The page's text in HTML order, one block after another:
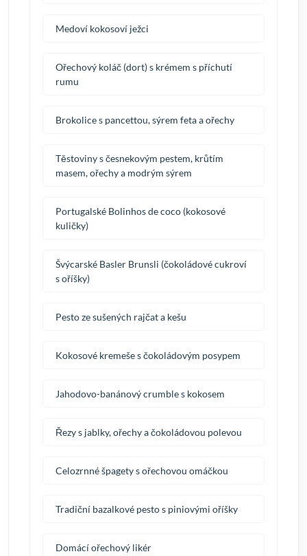
Medoví kokosoví ježci
Ořechový koláč (dort) s krémem s příchutí
rumu
Brokolice s pancettou, sýrem feta a ořechy
Těstoviny s česnekovým pestem, krůtím
masem, ořechy a modrým sýrem
Portugalské Bolinhos de coco (kokosové
kuličky)
Švýcarské Basler Brunsli (čokoládové cukroví
s oříšky)
Pesto ze sušených rajčat a kešu
Kokosové kremeše s čokoládovým posypem
Jahodovo-banánový crumble s kokosem
Řezy s jablky, ořechy a čokoládovou polevou
Celozrnné špagety s ořechovou omáčkou
Tradiční bazalkové pesto s piniovými oříšky
Domácí ořechový likér